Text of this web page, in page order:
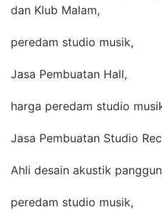
dan Klub Malam,
peredam studio musik,
Jasa Pembuatan Hall,
harga peredam studio
Jasa Pembuatan Studio
Ahli desain akustik
peredam studio musik,